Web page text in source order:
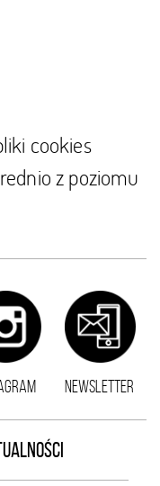
cookies
z poziomu
NEWSLETTER